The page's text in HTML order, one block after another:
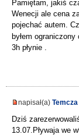
Pamiętam, jakiś
Wenecji ale cena
pojechać autem.
byłem ograniczony
3h płynie .
napisał(a) Temcza
Dziś
13.07.Pływaja we